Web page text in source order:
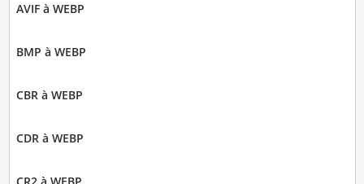
AVIF à WEBP
BMP à WEBP
CBR à WEBP
CDR à WEBP